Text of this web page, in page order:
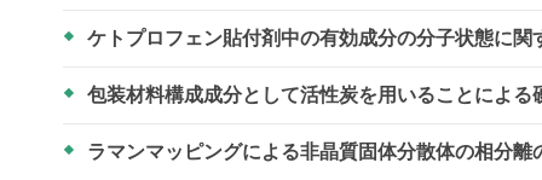
ケトプロフェン貼付剤中の有効成分の分子状態に
包装材料構成成分として活性炭を用いることによ
ラマンマッピングによる非晶質固体分散体の相分離